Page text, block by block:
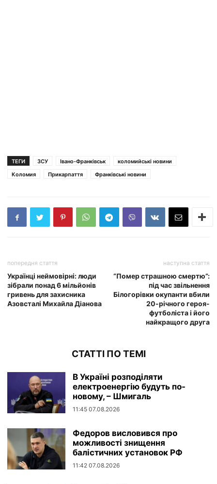
ТЕГИ ЗСУ Івано-Франківськ
коломийські новини
Коломия
Прикарпаття Франківські новини
попередня стаття
Українці неймовірні: люди
зібрали понад 6 мільйонів
гривень для захисника
Азовсталі Михайла Діанова
наступна стаття
“Помер страшною смертю”:
під час звільнення
Білогорівки окупанти вбили
20-річного героя-
футболіста і його
найкращого друга
СТАТТІ ПО ТЕМІ
В Україні розподіляти
електроенергію будуть по-
новому, – Шмигаль
11:45 07.08.2026
Федоров висловився про
можливості знищення
балістичних установок РФ
11:42 07.08.2026